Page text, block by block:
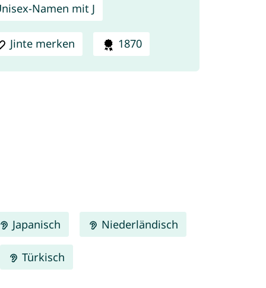
Namen mit J
Jinte merken 1870
Japanisch Niederländisch
Türkisch